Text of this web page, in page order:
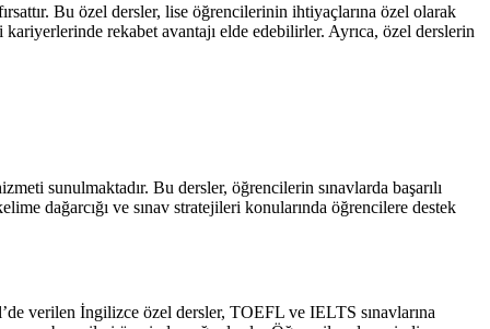
Bu özel dersler, lise öğrencilerinin ihtiyaçlarına özel olarak
rekabet avantajı elde edebilirler. Ayrıca, özel derslerin
sunulmaktadır. Bu dersler, öğrencilerin sınavlarda başarılı
dağarcığı ve sınav stratejileri konularında öğrencilere destek
verilen İngilizce özel dersler, TOEFL ve IELTS sınavlarına